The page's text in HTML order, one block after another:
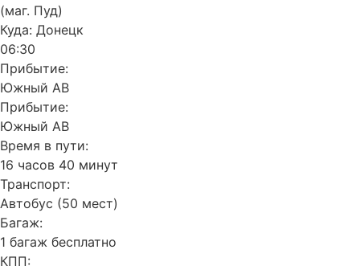
(маг. Пуд)
Куда: Донецк
06:30
Прибытие:
Южный АВ
Прибытие:
Южный АВ
Время в пути:
16 часов 40 минут
Транспорт:
Автобус (50 мест)
Багаж:
1 багаж бесплатно
КПП: